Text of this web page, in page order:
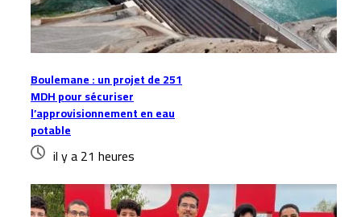
Boulemane : un projet de 251
MDH pour sécuriser
l’approvisionnement en eau
potable
il y a 21 heures